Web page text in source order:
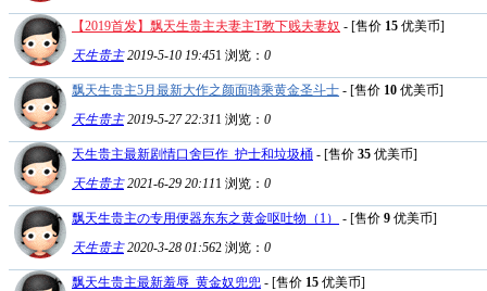
【2019首发】飘天生贵主夫妻主T教下贱夫妻奴 - [售价 15 优美币]
天生贵主 2019-5-10 19:451 浏览： 0
飘天生贵主5月最新大作之颜面骑乘黄金圣斗士 - [售价 10 优美币]
天生贵主 2019-5-27 22:311 浏览： 0
天生贵主最新剧情口舍巨作_护士和垃圾桶 - [售价 35 优美币]
天生贵主 2021-6-29 20:111 浏览： 0
飘天生贵主の专用便器东东之黄金呕吐物（1） - [售价 9 优美币]
天生贵主 2020-3-28 01:562 浏览： 0
飘天生贵主最新羞辱_黄金奴兜兜 - [售价 15 优美币]